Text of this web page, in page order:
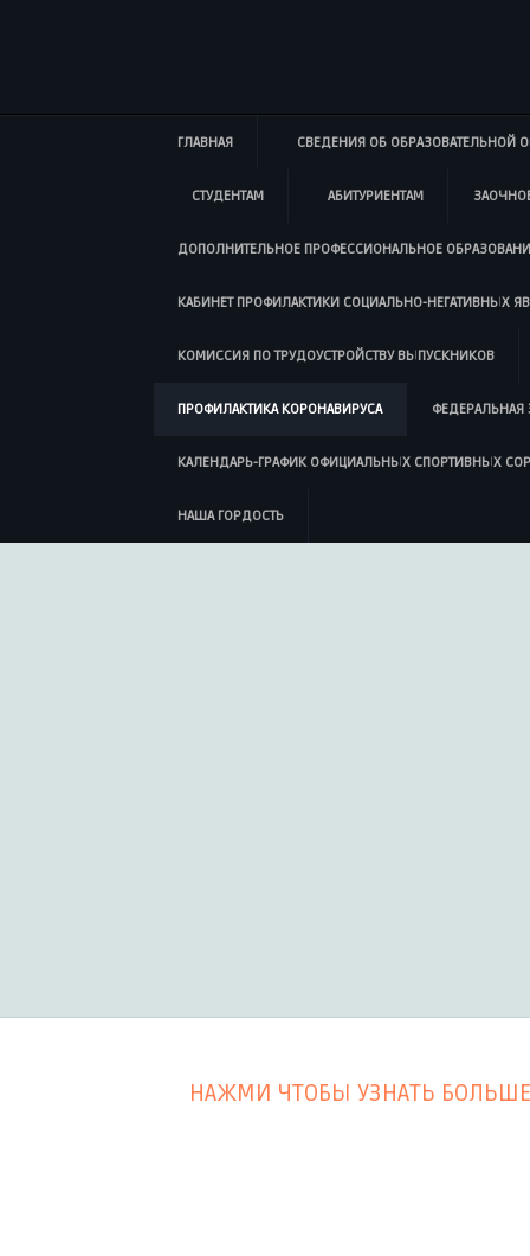
ГЛАВНАЯ СВЕДЕНИЯ ОБ ОБРАЗОВАТЕЛЬНОЙ
СТУДЕНТАМ АБИТУРИЕНТАМ
ДОПОЛНИТЕЛЬНОЕ ПРОФЕССИОНАЛЬНОЕ
КАБИНЕТ ПРОФИЛАКТИКИ СОЦИАЛЬНО-НЕГАТИВНЫХ
КОМИССИЯ ПО ТРУДОУСТРОЙСТВУ ВЫПУСКНИКОВ
ПРОФИЛАКТИКА КОРОНАВИРУСА
КАЛЕНДАРЬ-ГРАФИК ОФИЦИАЛЬНЫХ СПОРТИВНЫХ
НАША ГОРДОСТЬ
НАЖМИ ЧТОБЫ УЗНАТЬ БОЛЬШЕ